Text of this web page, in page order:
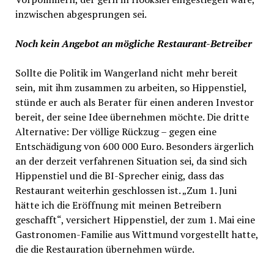
inzwischen abgesprungen sei.
Noch kein Angebot an mögliche Restaurant-Betreiber
Sollte die Politik im Wangerland nicht mehr bereit
sein, mit ihm zusammen zu arbeiten, so Hippenstiel,
stünde er auch als Berater für einen anderen Investor
bereit, der seine Idee übernehmen möchte. Die dritte
Alternative: Der völlige Rückzug – gegen eine
Entschädigung von 600 000 Euro. Besonders ärgerlich
an der derzeit verfahrenen Situation sei, da sind sich
Hippenstiel und die BI-Sprecher einig, dass das
Restaurant weiterhin geschlossen ist. „Zum 1. Juni
hätte ich die Eröffnung mit meinen Betreibern
geschafft“, versichert Hippenstiel, der zum 1. Mai eine
Gastronomen-Familie aus Wittmund vorgestellt hatte,
die die Restauration übernehmen würde.